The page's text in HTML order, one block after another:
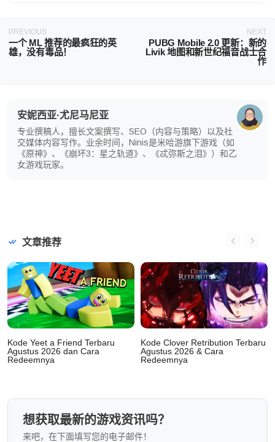
PREVIOUS
一个 ML 推荐的最疯狂的英
雄，没有毒品！
NEXT
PUBG Mobile 2.0 更新：新的
Livik 地图和新世纪福音战士合
作
安妮西亚·尤尼马尼亚
专业撰稿人，擅长文案撰写、SEO（内容与策略）以及社
交媒体内容写作。业余时间，Ninis是米哈游旗下游戏（如
《原神》、《崩坏3：星之轨道》、《忒弥斯之泪》）和乙
女游戏玩家。
文章推荐
Kode Yeet a Friend Terbaru
Agustus 2026 dan Cara
Redeemnya
Kode Clover Retribution Terbaru
Agustus 2026 & Cara
Redeemnya
想获取最新的游戏资讯吗？
来吧，在下面填写您的电子邮件！